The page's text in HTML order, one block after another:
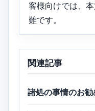
客様向けでは、
難です。
関連記事
諸処の事情のお